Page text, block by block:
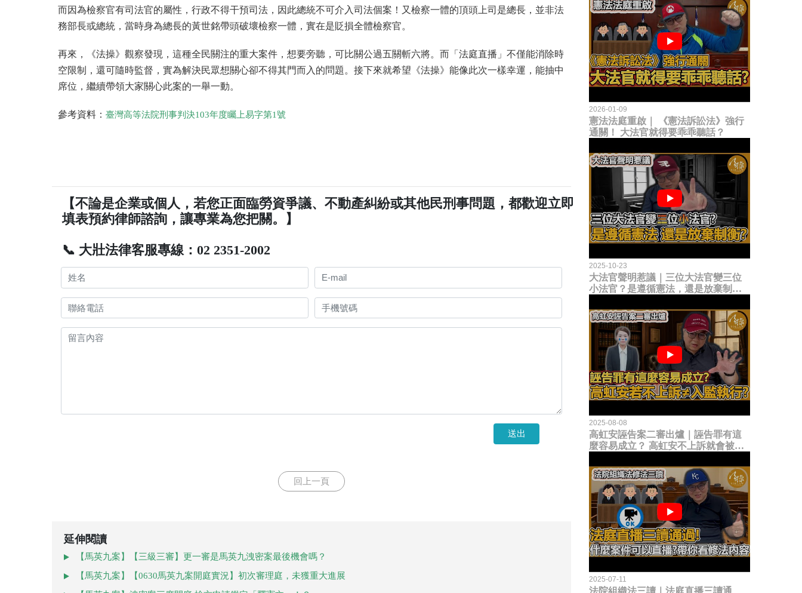
而因為檢察官有司法官的屬性，行政不得干預司法，因此總統不可介入司法個案！又檢察一體的頂頭上司是總長，並非法
務部長或總統，當時身為總長的黃世銘帶頭破壞檢察一體，實在是貶損全體檢察官。
再來，《法操》觀察發現，這種全民關注的重大案件，想要旁聽，可比關公過五關斬六將。而「法庭直播」不僅能消除時
空限制，還可隨時監督，實為解決民眾想關心卻不得其門而入的問題。接下來就希望《法操》能像此次一樣幸運，能抽中
席位，繼續帶領大家關心此案的一舉一動。
參考資料： 臺灣高等法院刑事判決103年度矚上易字第1號
【不論是企業或個人，若您正面臨勞資爭議、不動產糾紛或其他民刑事問題，都歡迎立即
填表預約律師諮詢，讓專業為您把關。】
📞 大壯法律客服專線：02 2351-2002
送出
回上一頁
延伸閱讀
【馬英九案】【三級三審】更一審是馬英九洩密案最後機會嗎？
【馬英九案】【0630馬英九案開庭實況】初次審理庭，未獲重大進展
2026-01-09
憲法法庭重啟｜ 《憲法訴訟法》強行
通關！ 大法官就得要乖乖聽話？
2025-10-23
大法官聲明惹議｜三位大法官變三位
小法官？是遵循憲法，還是放棄制衡
2025-08-08
高虹安誣告案二審出爐｜誣告罪有這
麼容易成立？ 高虹安不上訴就會被
2025-07-11
法院組織法三讀｜法庭直播三讀通